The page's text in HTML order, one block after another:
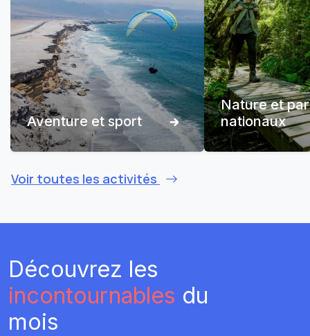
Aventure et sport
Nature et
nationaux
Voir toutes les activités
Découvrez les
incontournables du
mois